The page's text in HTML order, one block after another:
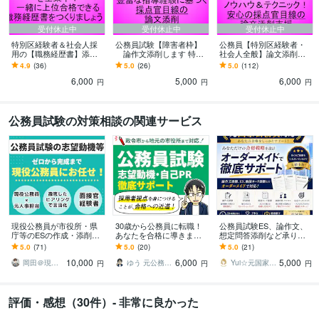
受付休止中
特別区経験者＆社会人採
用の【職務経歴書】添削
します 上位&一発合格者
による面接カード、職務
4.9 (36)
6,000 円
受付休止中
公務員試験【障害者枠】
論作文添削します 特別
区障害者枠 連続合格者
を輩出した丁寧なサポー
5.0 (26)
5,000 円
受付休止中
公務員【特別区経験者・
社会人全般】論文添削し
ます 経験者採用試験に一
発合格，豊富な指導経験
に基づく論文添削支援
5.0 (112)
6,000 円
公務員試験の対策相談の関連サービス
現役公務員が市役所・県
庁等のESの作成・添削し
ます 民間からの転職・既
卒・空白期間もお任せ！
現役公務員が作成伴走
5.0 (71)
岡田＠現役公務員（元人事課採用担当）
10,000 円
30歳から公務員に転職！
あなたを合格に導きます
政令市、中核市、地元市
役所に社会人枠で合格＆
勤務の経験が強み
5.0 (20)
ゆう 元公務員＠公務員転職専門コンサル 6,000 円
公務員試験ES、論作文、
想定問答添削など承りま
す 新卒、社会人経験者な
ど全てに対応！空白期間
があっても大丈夫！
5.0 (21)
Yui☆元国家公務員社労士・FP 5,000 円
評価・感想（30件）- 非常に良かった